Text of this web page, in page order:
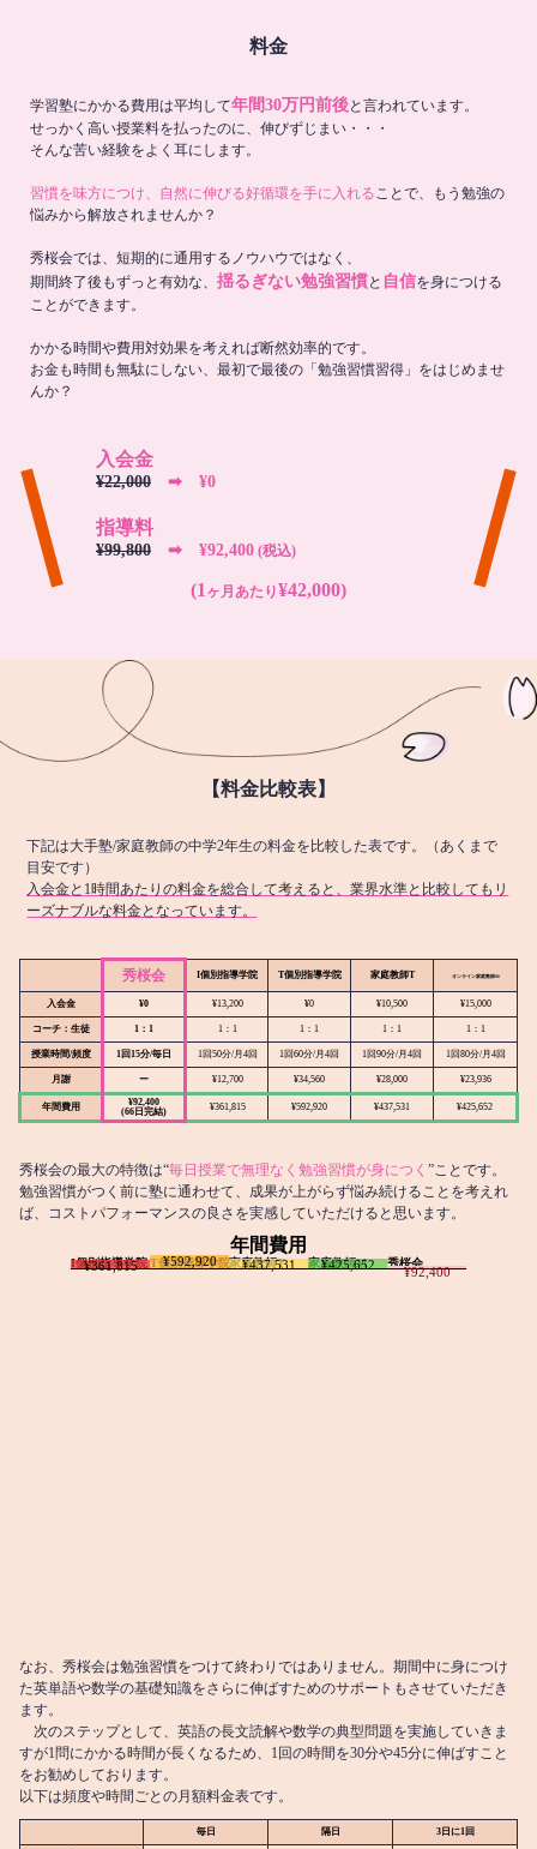
料金
学習塾にかかる費用は平均して年間30万円前後と言われています。
せっかく高い授業料を払ったのに、伸びずじまい・・・
そんな苦い経験をよく耳にします。
習慣を味方につけ、自然に伸びる好循環を手に入れる ことで、もう勉強の
悩みから解放されませんか？
秀桜会では、短期的に通用するノウハウではなく、
期間終了後もずっと有効な、 揺るぎない勉強習慣と 自信を身につける
ことができます。
かかる時間や費用対効果を考えれば断然効率的です。
お金も時間も無駄にしない、最初で最後の「勉強習慣習得」をはじめませ
んか？
入会金
¥22,000 ➡︎ ¥0
指導料
¥99,800 ➡︎ ¥92,400 (税込)
(1 ヶ月あたり¥42,000)
【料金比較表】
下記は大手塾/家庭教師の中学2年生の料金を比較した表です。（あくまで
目安です）
入会金と1時間あたりの料金を総合して考えると、業界水準と比較してもリ
ーズナブルな料金となっています。
秀桜会 I個別指導学院 T個別指導学院 家庭教師T オンライン家庭教師M
入会金 ¥0 ¥13,200 ¥0 ¥10,500 ¥15,000
コーチ：生徒 1：1 1：1 1：1 1：1 1：1
授業時間/頻度 1回15分/毎日 1回50分/月4回 1回60分/月4回 1回90分/月4回 1回80分/月4回
月謝 ー ¥12,700 ¥34,560 ¥28,000 ¥23,936
年間費用
¥92,400
(66日完結)
¥361,815 ¥592,920 ¥437,531 ¥425,652
秀桜会の最大の特徴は“毎日授業で無理なく勉強習慣が身につく ”ことです。
勉強習慣がつく前に塾に通わせて、成果が上がらず悩み続けることを考えれ
ば、コストパフォーマンスの良さを実感していただけると思います。
年間費用
I個別指導学院
¥361,815 T個別指導学院
¥592,920 家庭教師T
¥437,531 家庭教師M
¥425,652 秀桜会
¥92,400
なお、秀桜会は勉強習慣をつけて終わりではありません。期間中に身につけ
た英単語や数学の基礎知識をさらに伸ばすためのサポートもさせていただき
ます。
次のステップとして、英語の長文読解や数学の典型問題を実施していきま
すが1問にかかる時間が長くなるため、1回の時間を30分や45分に伸ばすこと
をお勧めしております。
以下は頻度や時間ごとの月額料金表です。
毎日 隔日 3日に1回